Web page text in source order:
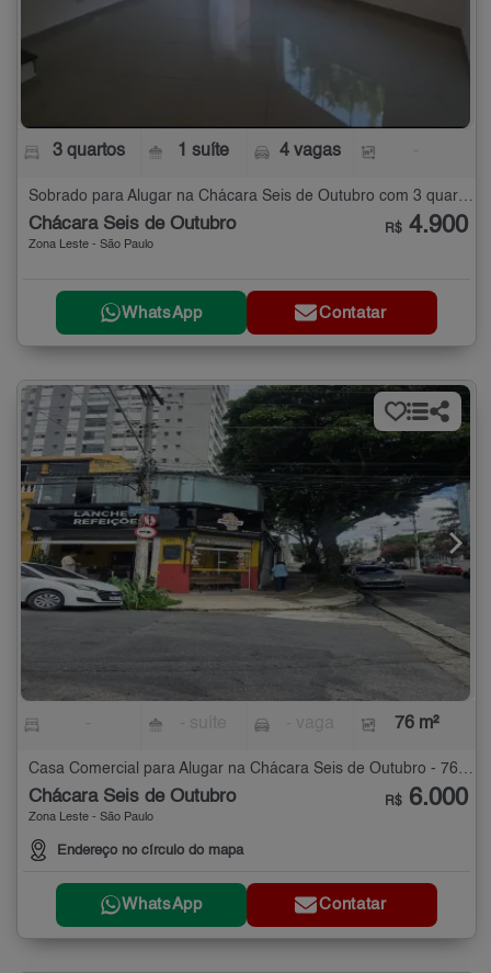
3 quartos 1 suíte 4 vagas
Sobrado para Alugar na Chácara Seis de Outubro com 3 quartos
Chácara Seis de Outubro
Zona Leste - São Paulo
R$ 4.900
WhatsApp Contatar
76 m²
Casa Comercial para Alugar na Chácara Seis de Outubro - 76 m²
Chácara Seis de Outubro
Zona Leste - São Paulo
Endereço no círculo do mapa
R$ 6.000
WhatsApp Contatar